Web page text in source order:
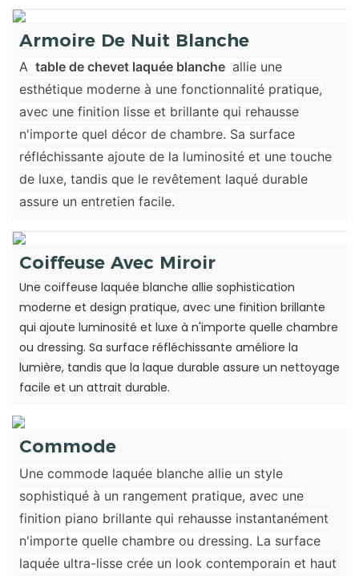
Armoire De Nuit Blanche
A table de chevet laquée blanche allie une
esthétique moderne à une fonctionnalité pratique,
avec une finition lisse et brillante qui rehausse
n'importe quel décor de chambre. Sa surface
réfléchissante ajoute de la luminosité et une touche
de luxe, tandis que le revêtement laqué durable
assure un entretien facile.
Coiffeuse Avec Miroir
Une coiffeuse laquée blanche allie sophistication
moderne et design pratique, avec une finition brillante
qui ajoute luminosité et luxe à n'importe quelle chambre
ou dressing. Sa surface réfléchissante améliore la
lumière, tandis que la laque durable assure un nettoyage
facile et un attrait durable.
Commode
Une commode laquée blanche allie un style
sophistiqué à un rangement pratique, avec une
finition piano brillante qui rehausse instantanément
n'importe quelle chambre ou dressing. La surface
laquée ultra-lisse crée un look contemporain et haut